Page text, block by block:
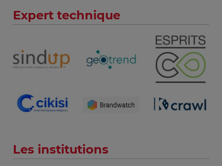
Expert technique
Les institutions